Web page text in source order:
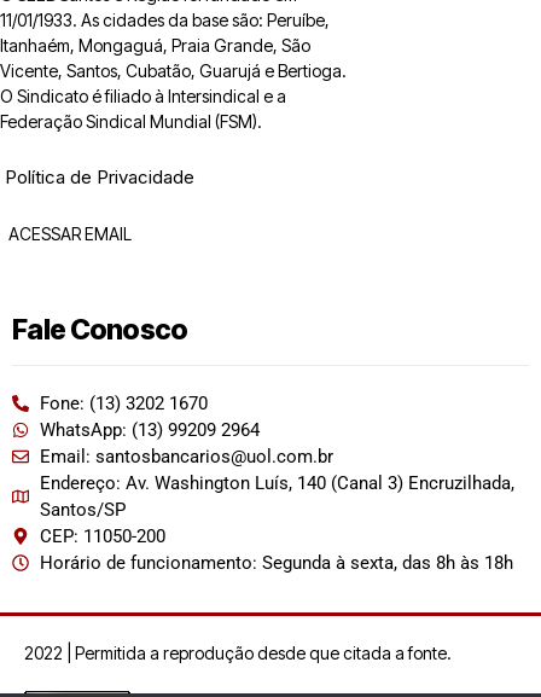
11/01/1933. As cidades da base são: Peruíbe,
Itanhaém, Mongaguá, Praia Grande, São
Vicente, Santos, Cubatão, Guarujá e Bertioga.
O Sindicato é filiado à Intersindical e a
Federação Sindical Mundial (FSM).
Política de Privacidade
ACESSAR EMAIL
Fale Conosco
Fone: (13) 3202 1670
WhatsApp: (13) 99209 2964
Email: santosbancarios@uol.com.br
Endereço: Av. Washington Luís, 140 (Canal 3) Encruzilhada,
Santos/SP
CEP: 11050-200
Horário de funcionamento: Segunda à sexta, das 8h às 18h
2022 | Permitida a reprodução desde que citada a fonte.